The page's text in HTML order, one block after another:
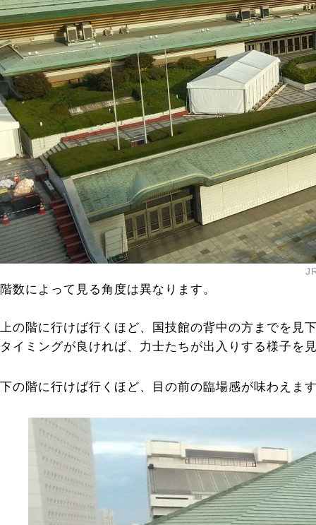
階数によって見る角度は異なります。
上の階に行けば行くほど、国技館の背中の方までを見
タイミングが良ければ、力士たちが出入りする様子を
下の階に行けば行くほど、目の前の臨場感が味わえま